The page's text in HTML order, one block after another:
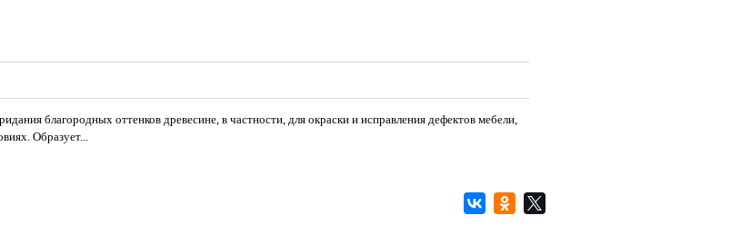
благородных оттенков древесине, в частности, для окраски и исправления дефектов мебели,
Образует...